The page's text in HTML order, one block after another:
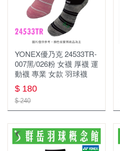
YONEX優乃克 24533TR-
007黑/026粉 女襪 厚襪 運
動襪 專業 女款 羽球襪
$ 180
$ 240